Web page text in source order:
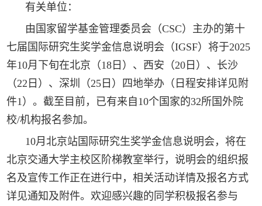
有关单位：
由国家留学基金管理委员会（CSC）主办的第十
七届国际研究生奖学金信息说明会（IGSF）将于2025
年10月下旬在北京（18日）、西安（20日）、长沙
（22日）、深圳（25日）四地举办（日程安排详见附
件1）。截至目前，已有来自10个国家的32所国外院
校/机构报名参加。
10月北京站国际研究生奖学金信息说明会，将在
北京交通大学主校区阶梯教室举行，说明会的组织报
名及宣传工作正在进行中，相关活动详情及报名方式
详见通知及附件。欢迎感兴趣的同学积极报名参与